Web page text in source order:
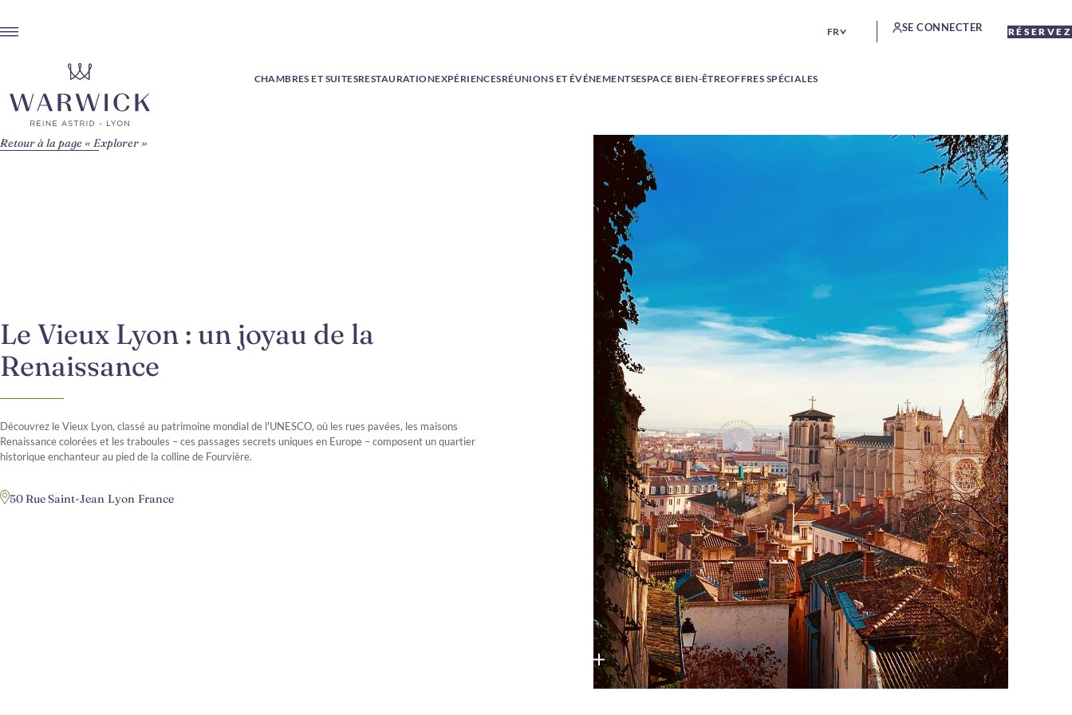
FR SE CONNECTER RÉSERVEZ
CHAMBRES ET SUITESRESTAURATIONEXPÉRIENCESRÉUNIONS ET ÉVÉNEMENTSESPACE BIEN-ÊTREOFFRES SPÉCIALES
Le Vieux Lyon : un joyau de la
Renaissance
Découvrez le Vieux Lyon, classé au patrimoine mondial de l'UNESCO, où les rues pavées, les maisons
Renaissance colorées et les traboules – ces passages secrets uniques en Europe – composent un quartier
historique enchanteur au pied de la colline de Fourvière.
50 Rue Saint-Jean Lyon France
Retour à la page « Explorer »